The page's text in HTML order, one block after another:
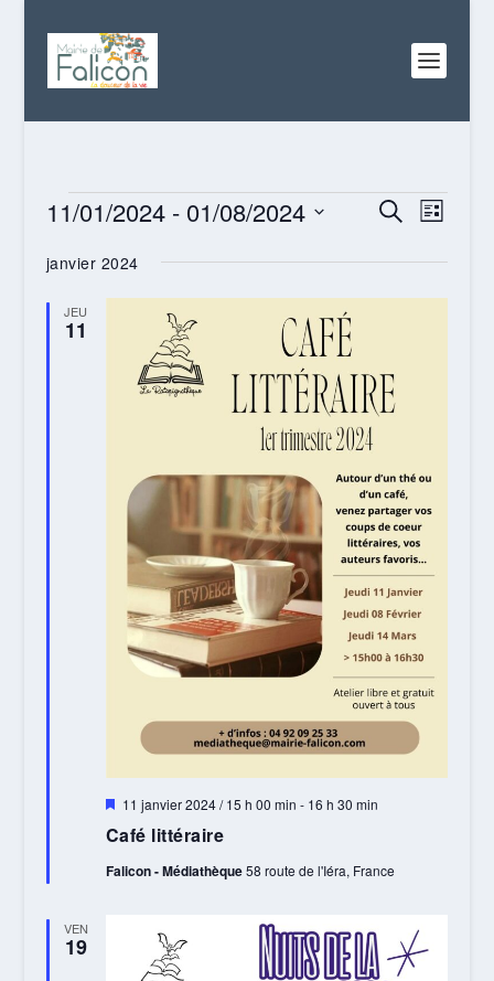
ÉVÈNEMENTS
DE
RECHERCHE
VUES
LISTE
11/01/2024 - 01/08/2024
une
janvier 2024
JEU
11
Café littéraire
Mis
avant
11 janvier 2024 / 15 h 00 min - 16 h 30 min
Falicon - Médiathèque58 route de l'Iéra, France
VEN
19